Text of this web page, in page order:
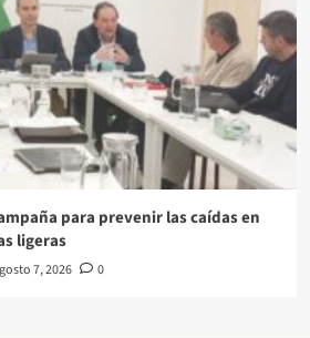
para prevenir las caídas en
ligeras
7, 2026 0